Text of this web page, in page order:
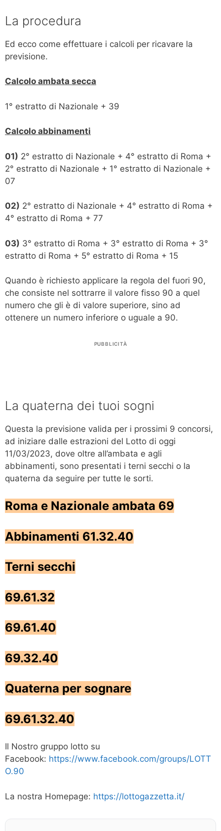
La procedura
Ed ecco come effettuare i calcoli per ricavare la
previsione.
Calcolo ambata secca
1° estratto di Nazionale + 39
Calcolo abbinamenti
01) 2° estratto di Nazionale + 4° estratto di Roma +
2° estratto di Nazionale + 1° estratto di Nazionale +
07
02) 2° estratto di Nazionale + 4° estratto di Roma +
4° estratto di Roma + 77
03) 3° estratto di Roma + 3° estratto di Roma + 3°
estratto di Roma + 5° estratto di Roma + 15
Quando è richiesto applicare la regola del fuori 90,
che consiste nel sottrarre il valore fisso 90 a quel
numero che gli è di valore superiore, sino ad
ottenere un numero inferiore o uguale a 90.
PUBBLICITÀ
La quaterna dei tuoi sogni
Questa la previsione valida per i prossimi 9 concorsi,
ad iniziare dalle estrazioni del Lotto di oggi
11/03/2023, dove oltre all’ambata e agli
abbinamenti, sono presentati i terni secchi o la
quaterna da seguire per tutte le sorti.
Roma e Nazionale ambata 69
Abbinamenti 61.32.40
Terni secchi
69.61.32
69.61.40
69.32.40
Quaterna per sognare
69.61.32.40
Il Nostro gruppo lotto su
Facebook: https://www.facebook.com/groups/LOTT
O.90
La nostra Homepage: https://lottogazzetta.it/